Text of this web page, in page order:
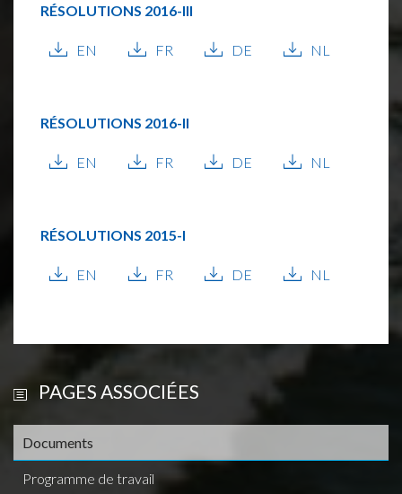
PAGES ASSOCIÉES
Documents
Programme de travail
RÉSOLUTIONS 2016-III
EN FR DE NL
RÉSOLUTIONS 2016-II
EN FR DE NL
RÉSOLUTIONS 2015-I
EN FR DE NL